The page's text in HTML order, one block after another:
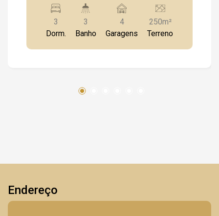
Localizada no Jardim Nova Aliança, esta
belíssima casa térrea oferece conforto,
segurança e praticidade, estando próxima aos
principais pontos da cidade, como Shopping
planejada, banheiro social, área de serviço e
reunir amigos e familiares. O imóvel dispõe
ainda de 04 vagas de garagem e 02 aparelhos
3
Dorm.
3
Banho
4
Garagens
250m²
Terreno
Endereço